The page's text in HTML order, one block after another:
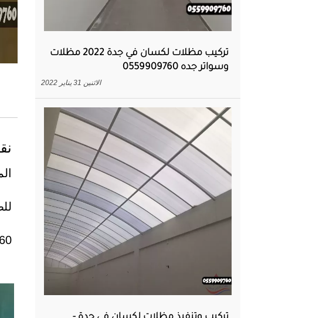
تركيب مظلات لكسان في جدة 2022 مظلات
وسواتر جده 0559909760
الاثنين 31 يناير 2022